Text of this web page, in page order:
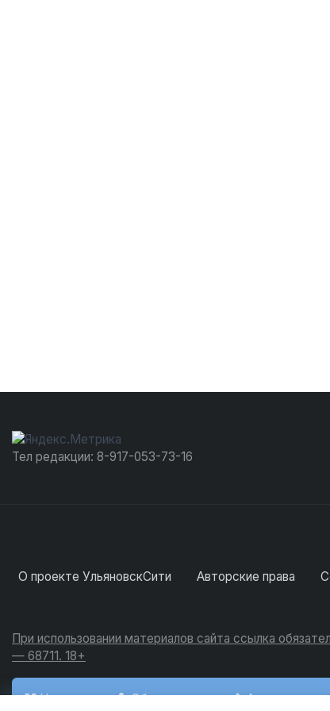
Тел редакции: 8-917-053-73-16
О проекте УльяновскСити Авторские права
При использовании материалов сайта ссылка
— 68711. 18+
Новости Обсуждения Активность